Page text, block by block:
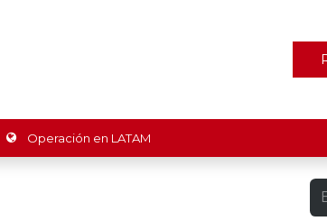
Operación en LATAM